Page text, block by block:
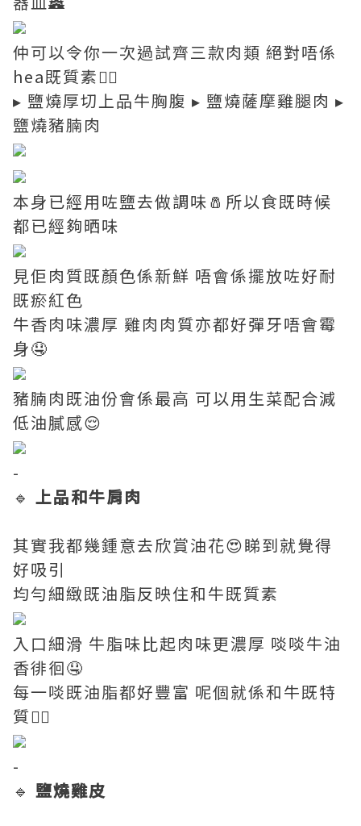
仲可以令你一次過試齊三款肉類 絕對唔係
hea既質素👍🏼
▸ 鹽燒厚切上品牛胸腹 ▸ 鹽燒薩摩雞腿肉 ▸
鹽燒豬腩肉
本身已經用咗鹽去做調味🧂所以食既時候
都已經夠晒味
見佢肉質既顏色係新鮮 唔會係擺放咗好耐
既瘀紅色
牛香肉味濃厚 雞肉肉質亦都好彈牙唔會霉
身🤤
豬腩肉既油份會係最高 可以用生菜配合減
低油膩感😌
-
🔹 上品和牛肩肉
其實我都幾鍾意去欣賞油花😍睇到就覺得
好吸引
均勻細緻既油脂反映住和牛既質素
入口細滑 牛脂味比起肉味更濃厚 啖啖牛油
香徘徊🤤
每一啖既油脂都好豐富 呢個就係和牛既特
質👍🏼
-
🔹 鹽燒雞皮